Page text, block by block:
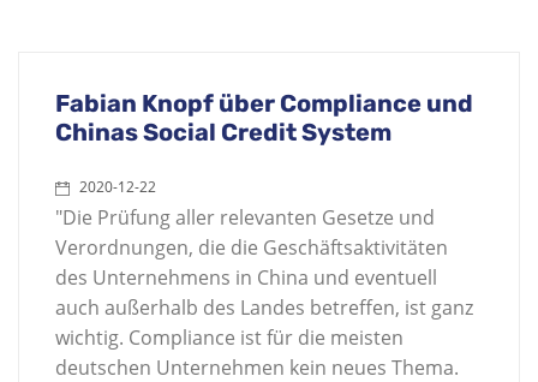
Fabian Knopf über Compliance und
Chinas Social Credit System
2020-12-22
"Die Prüfung aller relevanten Gesetze und
Verordnungen, die die Geschäftsaktivitäten
des Unternehmens in China und eventuell
auch außerhalb des Landes betreffen, ist ganz
wichtig. Compliance ist für die meisten
deutschen Unternehmen kein neues Thema.